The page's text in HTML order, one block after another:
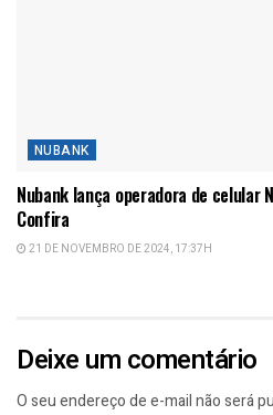
NUBANK
Nubank lança operadora de celular
Confira
21 DE NOVEMBRO DE 2024, 17:37H
Deixe um comentário
O seu endereço de e-mail não será